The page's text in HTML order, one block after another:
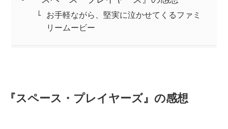
お手軽ながら、堅実に泣かせてくるファミ
リームービー
『スペース・プレイヤーズ』の感想